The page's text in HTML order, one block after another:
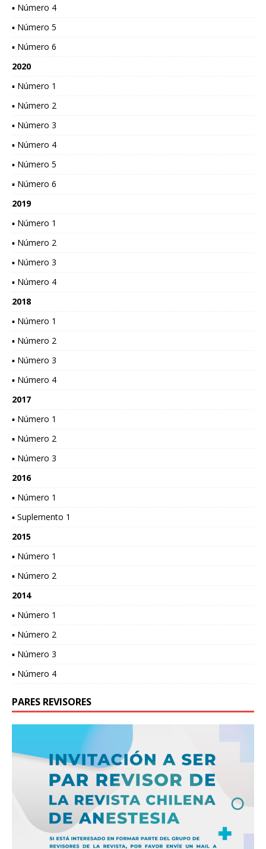
▪ Número 4
▪ Número 5
▪ Número 6
2020
▪ Número 1
▪ Número 2
▪ Número 3
▪ Número 4
▪ Número 5
▪ Número 6
2019
▪ Número 1
▪ Número 2
▪ Número 3
▪ Número 4
2018
▪ Número 1
▪ Número 2
▪ Número 3
▪ Número 4
2017
▪ Número 1
▪ Número 2
▪ Número 3
2016
▪ Número 1
▪ Suplemento 1
2015
▪ Número 1
▪ Número 2
2014
▪ Número 1
▪ Número 2
▪ Número 3
▪ Número 4
PARES REVISORES